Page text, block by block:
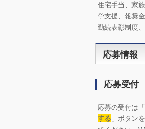
住宅手当、家
学支援、報奨
勤続表彰制度
応募情報
応募受付
応募の受付は「
する 」ボタン